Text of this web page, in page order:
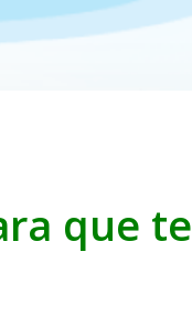
que te